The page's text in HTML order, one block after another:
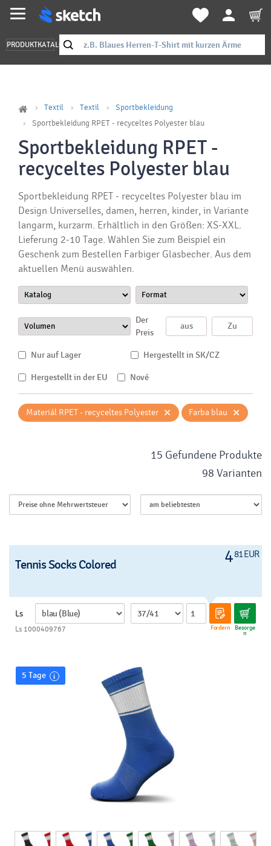
PRODUKTKATALOG
Textil Textil
Sportbekleidung
Sportbekleidung RPET - recyceltes Polyester blau
Sportbekleidung RPET -
recyceltes Polyester blau
Sportbekleidung RPET - recyceltes Polyester blau im
Design Universelles, damen, herren, kinder, in Variante
langarm, kurzarm. Erhältlich in den Größen: XS-XXL.
Lieferung 2-10 Tage. Wählen Sie zum Beispiel ein
Geschenk zum Bestellen Farbiger Glasbecher. Aus dem
aktuellen Menü auswählen.
Der
Preis
Nur auf Lager Hergestellt in SK/CZ
Hergestellt in der EU Nové
Materiál RPET - recyceltes Polyester × Farba blau ×
15 Gefundene Produkte
98 Varianten
481 EUR
Tennis Socks Colored
Ls
Fordern Besorge
n
Ls 1000409767
5 Tage